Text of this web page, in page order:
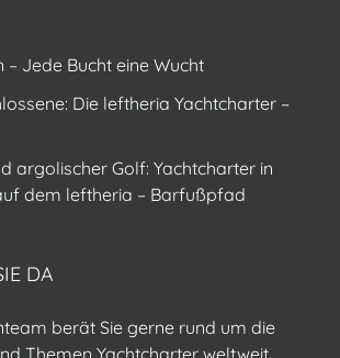
– Jede Bucht eine Wucht
Die leftheria Yachtcharter –
argolischer Golf: Yachtcharter in
dem leftheria – Barfußpfad
DA
berät Sie gerne rund um die
Themen Yachtcharter weltweit,